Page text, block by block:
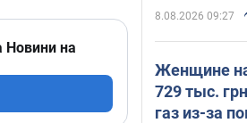
Новини на
8.08.2026 09:27
Женщине
729 тыс.
газ из-за